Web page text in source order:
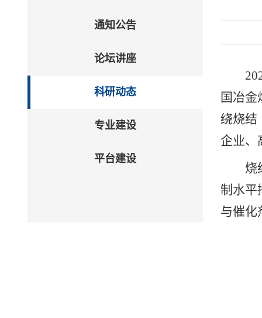
通知公告
论坛讲座
科研动态
专业建设
平台建设
国冶金
绕烧结
企业、
烧
制水平
与催化